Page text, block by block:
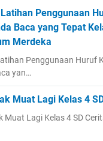
Penggunaan
Baca yang Tepat
Merdeka
Penggunaan Huruf
yan…
Muat Lagi Kelas 4
Muat Lagi Kelas 4 SD